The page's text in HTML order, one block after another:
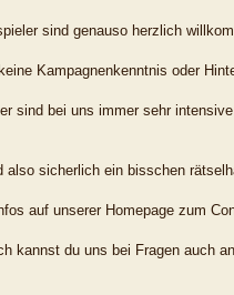
sind genauso herzlich
Kampagnenkenntnis oder
sind bei uns immer sehr
also sicherlich ein bisschen
auf unserer Homepage zum
kannst du uns bei Fragen auch